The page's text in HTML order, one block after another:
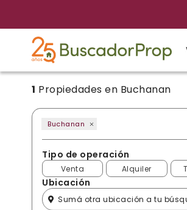
Tipo de
Tipo de
Tipo de
1 Propiedades en Buchanan
Buchanan
Tipo de operación
Venta Alquiler
Ubicación